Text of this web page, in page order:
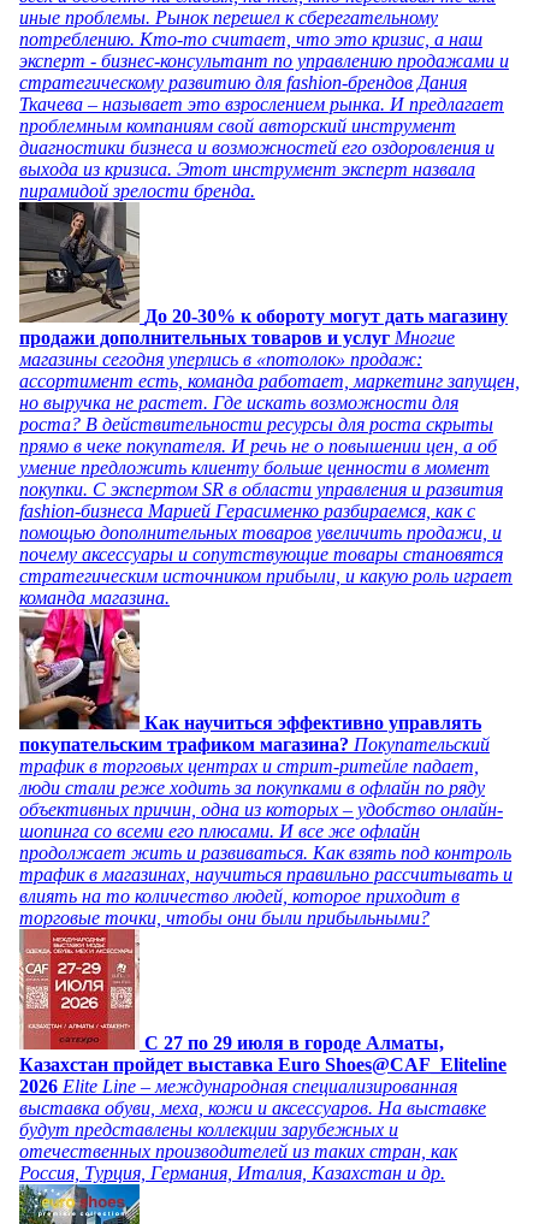
иные проблемы. Рынок перешел к сберегательному
потреблению. Кто-то считает, что это кризис, а наш
эксперт - бизнес-консультант по управлению продажами и
стратегическому развитию для fashion-брендов Дания
Ткачева – называет это взрослением рынка. И предлагает
проблемным компаниям свой авторский инструмент
диагностики бизнеса и возможностей его оздоровления и
выхода из кризиса. Этот инструмент эксперт назвала
пирамидой зрелости бренда.
До 20-30% к обороту могут дать магазину
продажи дополнительных товаров и услуг Многие
магазины сегодня уперлись в «потолок» продаж:
ассортимент есть, команда работает, маркетинг запущен,
но выручка не растет. Где искать возможности для
роста? В действительности ресурсы для роста скрыты
прямо в чеке покупателя. И речь не о повышении цен, а об
умение предложить клиенту больше ценности в момент
покупки. С экспертом SR в области управления и развития
fashion-бизнеса Марией Герасименко разбираемся, как с
помощью дополнительных товаров увеличить продажи, и
почему аксессуары и сопутствующие товары становятся
стратегическим источником прибыли, и какую роль играет
команда магазина.
Как научиться эффективно управлять
покупательским трафиком магазина? Покупательский
трафик в торговых центрах и стрит-ритейле падает,
люди стали реже ходить за покупками в офлайн по ряду
объективных причин, одна из которых – удобство онлайн-
шопинга со всеми его плюсами. И все же офлайн
продолжает жить и развиваться. Как взять под контроль
трафик в магазинах, научиться правильно рассчитывать и
влиять на то количество людей, которое приходит в
торговые точки, чтобы они были прибыльными?
C 27 по 29 июля в городе Алматы,
Казахстан пройдет выставка Euro Shoes@CAF_Eliteline
2026 Elite Line – международная специализированная
выставка обуви, меха, кожи и аксессуаров. На выставке
будут представлены коллекции зарубежных и
отечественных производителей из таких стран, как
Россия, Турция, Германия, Италия, Казахстан и др.